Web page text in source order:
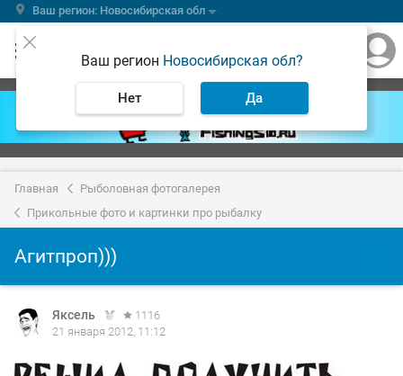
Ваш регион: Новосибирская обл
Ваш регион Новосибирская обл?
Нет Да
Главная
Рыболовная фотогалерея
Прикольные фото и картинки про рыбалку
Агитпроп)))
Яксель
1116
21 января 2012, 11:12